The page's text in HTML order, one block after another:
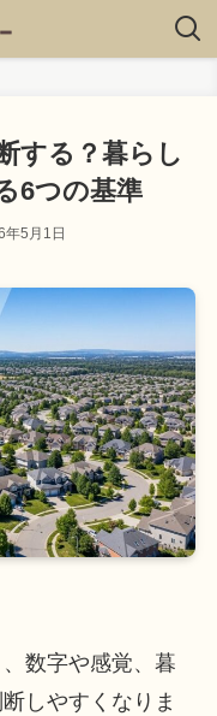
する？暮らし
6つの基準
年5月1日
数字や感覚、暮
しやすくなりま